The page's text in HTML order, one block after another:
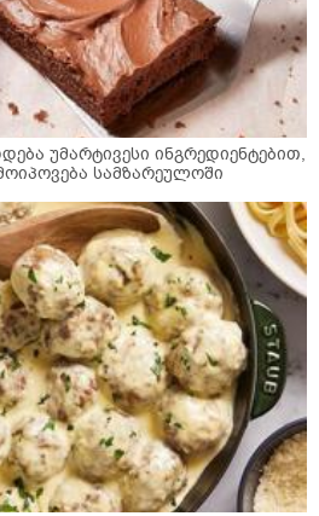
უმარტივესი ინგრედიენტებით,
სამზარეულოში